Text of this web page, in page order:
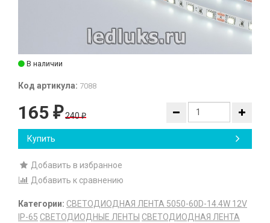
В наличии
Код артикула: 7088
165 ₽240₽
Купить
Добавить в избранное
Добавить к сравнению
Категории: СВЕТОДИОДНАЯ ЛЕНТА 5050-60D-14.4W 12V
IP-65 СВЕТОДИОДНЫЕ ЛЕНТЫ СВЕТОДИОДНАЯ ЛЕНТА